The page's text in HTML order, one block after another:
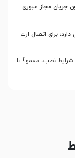
جریان مجاز عبوری
برای اتصال ارت
نصب، معمولاً تا